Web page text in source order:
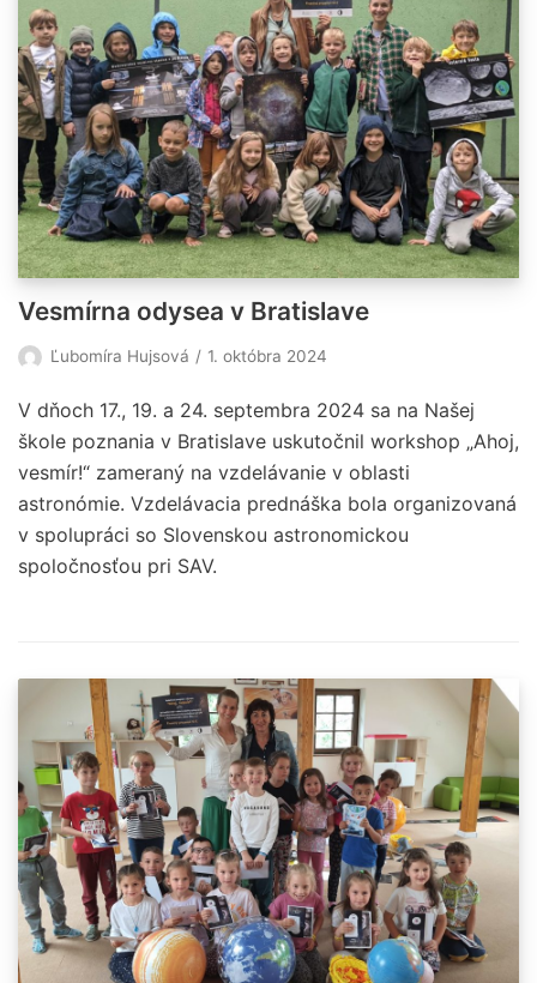
Vesmírna odysea v Bratislave
Ľubomíra Hujsová 1. októbra 2024
V dňoch 17., 19. a 24. septembra 2024 sa na Našej
škole poznania v Bratislave uskutočnil workshop „Ahoj,
vesmír!“ zameraný na vzdelávanie v oblasti
astronómie. Vzdelávacia prednáška bola organizovaná
v spolupráci so Slovenskou astronomickou
spoločnosťou pri SAV.